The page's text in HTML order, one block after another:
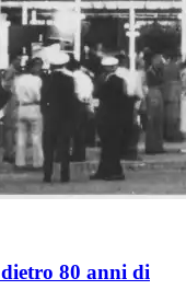
80 anni di